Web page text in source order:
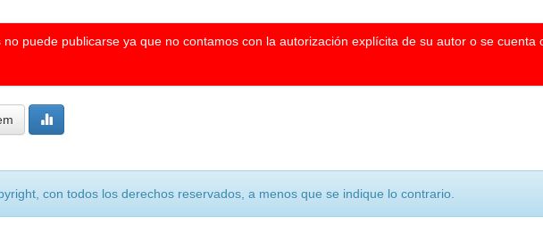
puede publicarse ya que no contamos con la autorización explícita de su autor o se cuenta
con todos los derechos reservados, a menos que se indique lo contrario.